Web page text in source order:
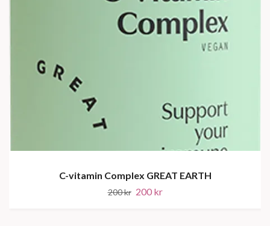
C-vitamin Complex GREAT EARTH
200 kr 200 kr